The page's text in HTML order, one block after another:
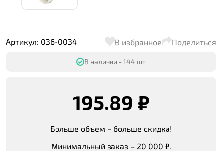
Артикул: 036-0034 В избранное Поделиться
В наличии - 144 шт
195.89 ₽
Больше объем – больше скидка!
Минимальный заказ – 20 000 ₽.